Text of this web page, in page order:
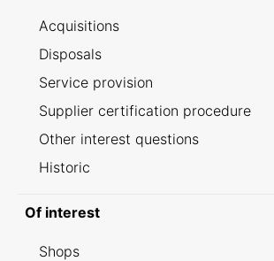
Acquisitions
Disposals
Service provision
Supplier certification procedure
Other interest questions
Historic
Of interest
Shops